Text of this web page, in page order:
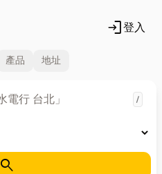
login登入
產品 地址
/
search